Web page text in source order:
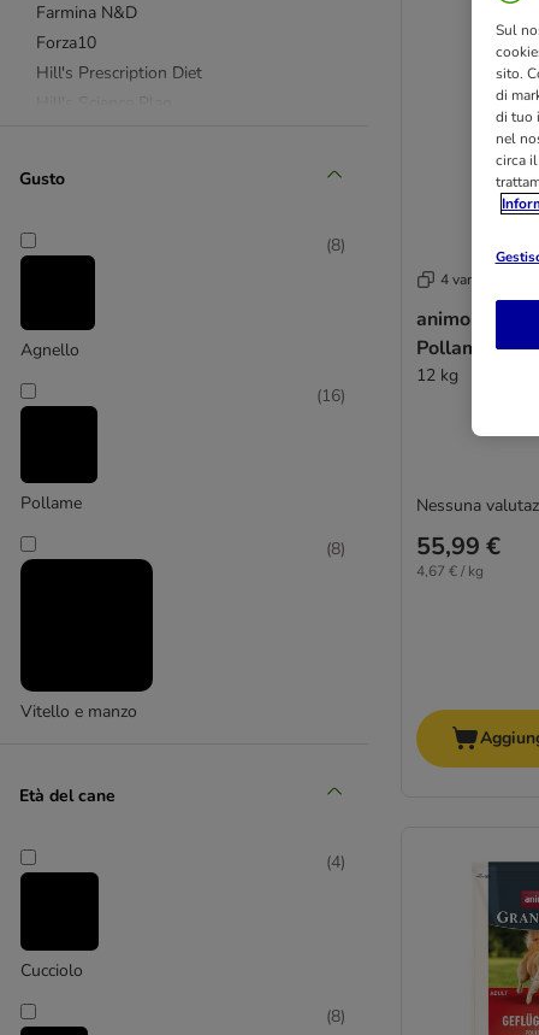
Farmina N&D
Forza10
Hill's Prescription Diet
Royal Canin Breed
Wolf of Wilderness
Advance Veterinary Diets
animonda Integra
Beneful
Bon Menu
Butcher's
Calibra
Gusto
Agnello
(8)
Pollame
(16)
Vitello e manzo
(8)
Età del cane
Cucciolo
(4)
(8)
4 varianti
animonda
Pollame +
12 kg
55,99 €
4,67 € / kg
Nessuna
Sul
sito.
di
di tuo
nel
circa